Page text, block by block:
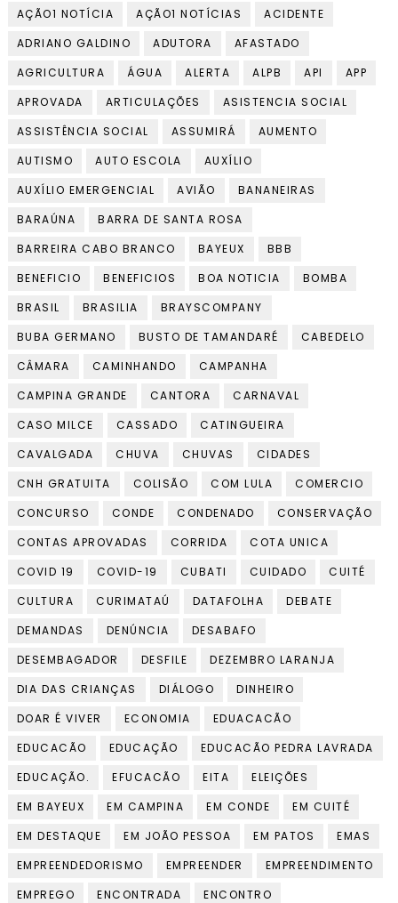
AÇÃO1 NOTÍCIA AÇÃO1 NOTÍCIAS
ACIDENTE
ADRIANO GALDINO
ADUTORA
AFASTADO
AGRICULTURA
ÁGUA ALERTA ALPB API
APP
APROVADA
ARTICULAÇÕES
ASISTENCIA SOCIAL
ASSISTÊNCIA SOCIAL
ASSUMIRÁ
AUMENTO
AUTISMO
AUTO ESCOLA
AUXÍLIO
AUXÍLIO EMERGENCIAL
AVIÃO
BANANEIRAS
BARAÚNA
BARRA DE SANTA ROSA
BARREIRA CABO BRANCO
BAYEUX
BBB
BENEFICIO
BENEFICIOS BOA NOTICIA
BOMBA
BRASIL
BRASILIA
BRAYSCOMPANY
BUBA GERMANO
BUSTO DE TAMANDARÉ
CABEDELO
CÂMARA
CAMINHANDO
CAMPANHA
CAMPINA GRANDE
CANTORA
CARNAVAL
CASO MILCE
CASSADO
CATINGUEIRA
CAVALGADA
CHUVA CHUVAS
CIDADES
CNH GRATUITA
COLISÃO COM LULA
COMERCIO
CONCURSO
CONDE CONDENADO
CONSERVAÇÃO
CONTAS APROVADAS
CORRIDA
COTA UNICA
COVID 19
COVID-19 CUBATI CUIDADO
CUITÉ
CULTURA
CURIMATAÚ DATAFOLHA
DEBATE
DEMANDAS
DENÚNCIA
DESABAFO
DESEMBAGADOR
DESFILE
DEZEMBRO LARANJA
DIA DAS CRIANÇAS
DIÁLOGO
DINHEIRO
DOAR É VIVER
ECONOMIA
EDUACACÃO
EDUCACÃO
EDUCAÇÃO
EDUCACÃO PEDRA LAVRADA
EDUCAÇÃO.
EFUCACÃO EITA
ELEIÇÕES
EM BAYEUX
EM CAMPINA EM CONDE
EM CUITÉ
EM DESTAQUE
EM JOÃO PESSOA EM PATOS
EMAS
EMPREENDEDORISMO
EMPREENDER
EMPREENDIMENTO
EMPREGO
ENCONTRADA
ENCONTRO